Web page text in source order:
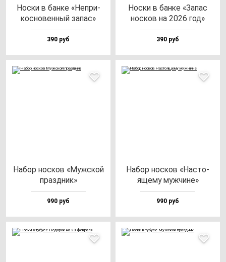
Нос­ки в бан­ке «Неп­ри­
кос­но­вен­ный за­пас»
390 руб
Нос­ки в бан­ке «Запас
нос­ков на 2026 год»
390 руб
Набор нос­ков «Муж­ской
праз­дник»
990 руб
Набор нос­ков «Нас­то­
яще­му муж­чи­не»
990 руб